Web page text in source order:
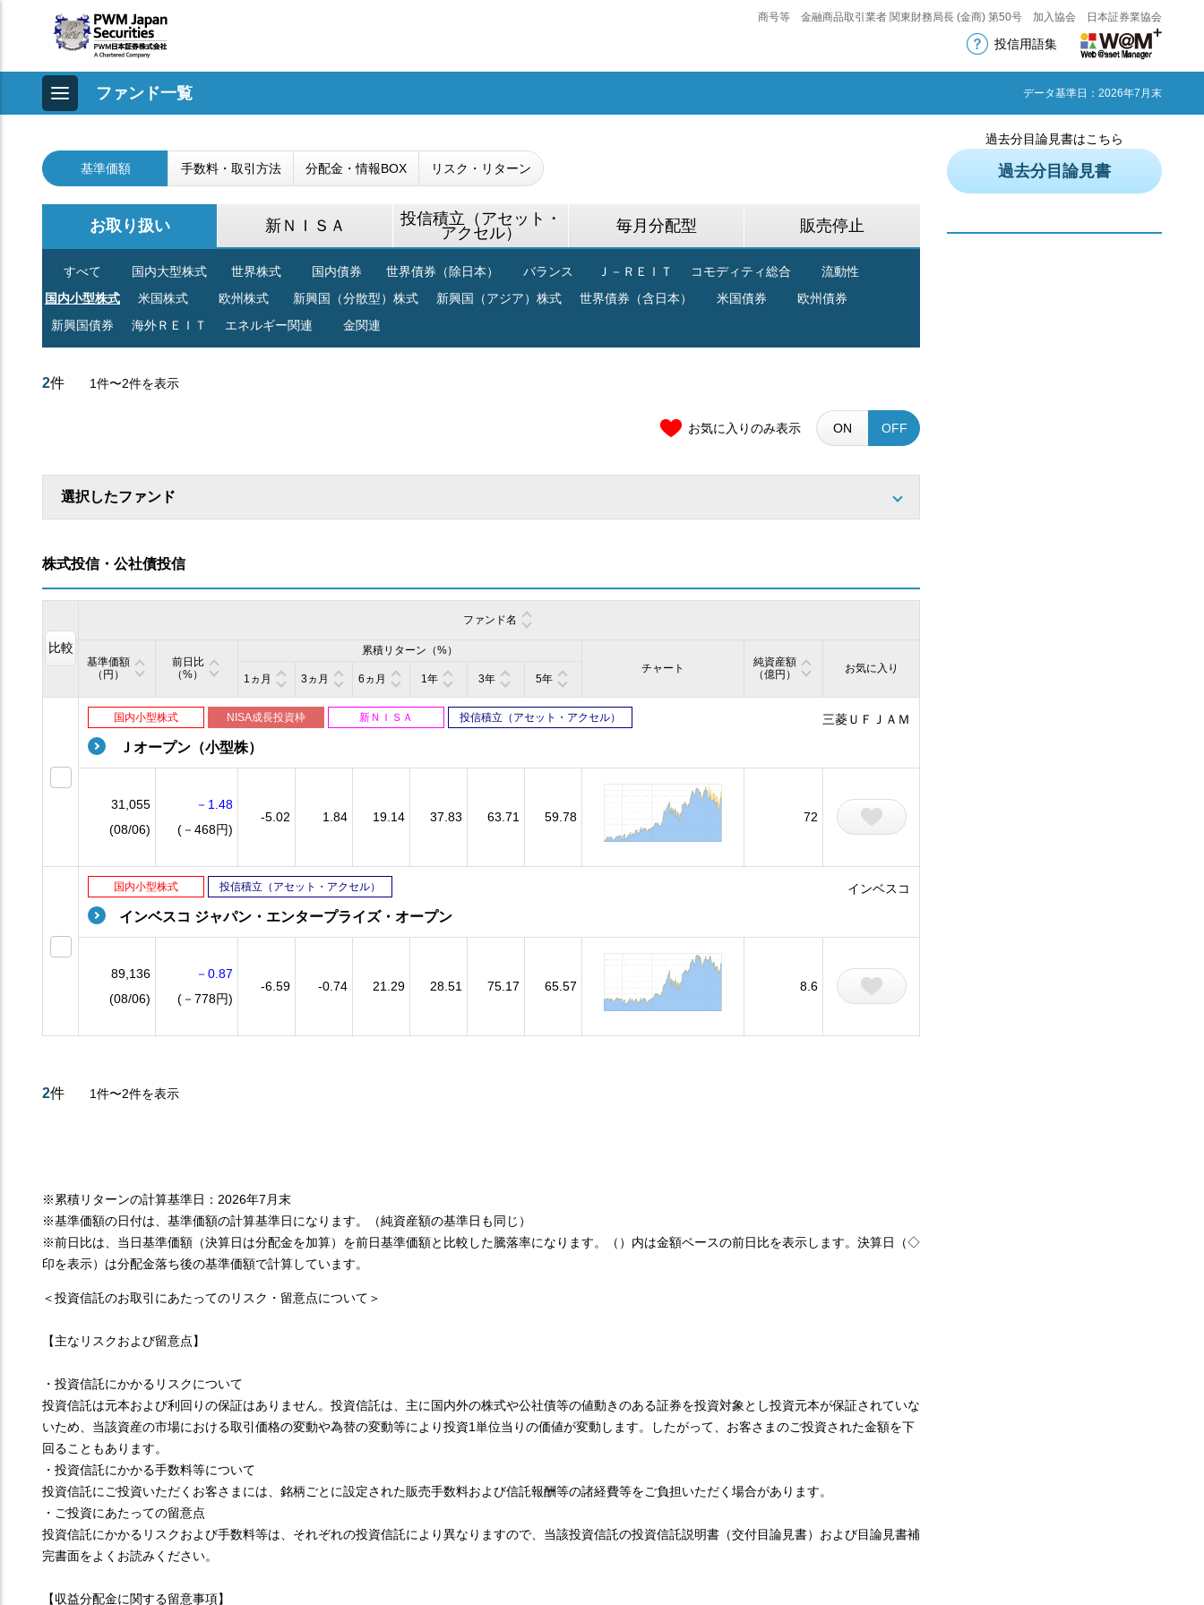
商号等 金融商品取引業者 関東財務局長 (金商) 第50号 加入協会 日本証券業協会
投信用語集
ファンド一覧 データ基準日：2026年7月末
基準価額 手数料・取引方法 分配金・情報BOX リスク・リターン
お取り扱い 新ＮＩＳＡ
投信積立（アセット・
アクセル）
毎月分配型 販売停止
すべて 国内大型株式 世界株式 国内債券 世界債券（除日本） バランス Ｊ－ＲＥＩＴ コモディティ総合
流動性
国内小型株式
米国株式 欧州株式 新興国（分散型）株式 新興国（アジア）株式 世界債券（含日本） 米国債券
欧州債券
新興国債券
海外ＲＥＩＴ エネルギー関連 金関連
2件 1件〜2件を表示
お気に入りのみ表示 ON OFF
選択したファンド
株式投信・公社債投信
比較
ファンド名
基準価額
（円）
前日比
（%）
累積リターン（%）
チャート
純資産額
（億円）
お気に入り
1ヵ月
3ヵ月 6ヵ月 1年 3年 5年
国内小型株式 NISA成長投資枠 新ＮＩＳＡ 投信積立（アセット・アクセル） 三菱ＵＦＪＡＭ
Ｊオープン（小型株）
31,055
(08/06)
－1.48
(－468円)
-5.02 1.84 19.14 37.83 63.71 59.78 72
国内小型株式 投信積立（アセット・アクセル） インベスコ
インベスコ ジャパン・エンタープライズ・オープン
89,136
(08/06)
－0.87
(－778円)
-6.59 -0.74 21.29 28.51 75.17 65.57 8.6
2件 1件〜2件を表示
※累積リターンの計算基準日：2026年7月末
※基準価額の日付は、基準価額の計算基準日になります。（純資産額の基準日も同じ）
※前日比は、当日基準価額（決算日は分配金を加算）を前日基準価額と比較した騰落率になります。（）内は金額ベースの前日比を表示します。決算日（◇
印を表示）は分配金落ち後の基準価額で計算しています。
＜投資信託のお取引にあたってのリスク・留意点について＞
【主なリスクおよび留意点】
・投資信託にかかるリスクについて
投資信託は元本および利回りの保証はありません。投資信託は、主に国内外の株式や公社債等の値動きのある証券を投資対象とし投資元本が保証されていな
いため、当該資産の市場における取引価格の変動や為替の変動等により投資1単位当りの価値が変動します。したがって、お客さまのご投資された金額を下
回ることもあります。
・投資信託にかかる手数料等について
投資信託にご投資いただくお客さまには、銘柄ごとに設定された販売手数料および信託報酬等の諸経費等をご負担いただく場合があります。
・ご投資にあたっての留意点
投資信託にかかるリスクおよび手数料等は、それぞれの投資信託により異なりますので、当該投資信託の投資信託説明書（交付目論見書）および目論見書補
完書面をよくお読みください。
【収益分配金に関する留意事項】
過去分目論見書はこちら
過去分目論見書